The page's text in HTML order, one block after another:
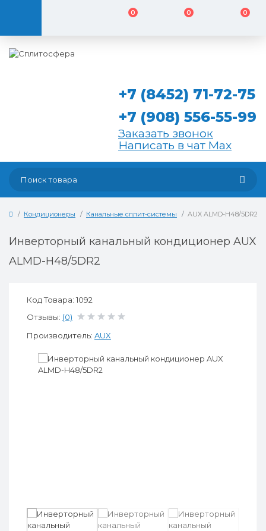
0 0 0
+7 (8452) 71-72-75
+7 (908) 556-55-99
Заказать звонок
Написать в чат Max
Кондиционеры Канальные сплит-системы AUX ALMD-H48/5DR2
Инверторный канальный кондиционер AUX
ALMD-H48/5DR2
Код Товара: 1092
Отзывы: (0)
Производитель: AUX